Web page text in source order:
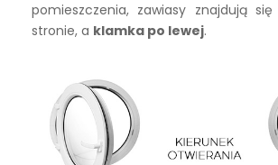
pomieszczenia, zawiasy znajdują
stronie, a klamka po lewej.